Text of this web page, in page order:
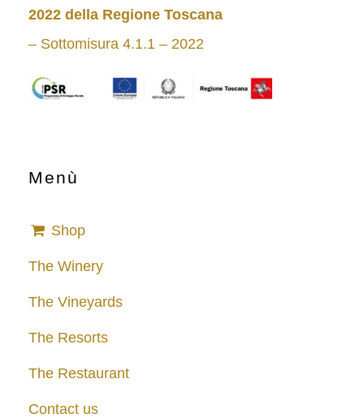
2022 della Regione Toscana
– Sottomisura 4.1.1 – 2022
Menù
Shop
The Winery
The Vineyards
The Resorts
The Restaurant
Contact us